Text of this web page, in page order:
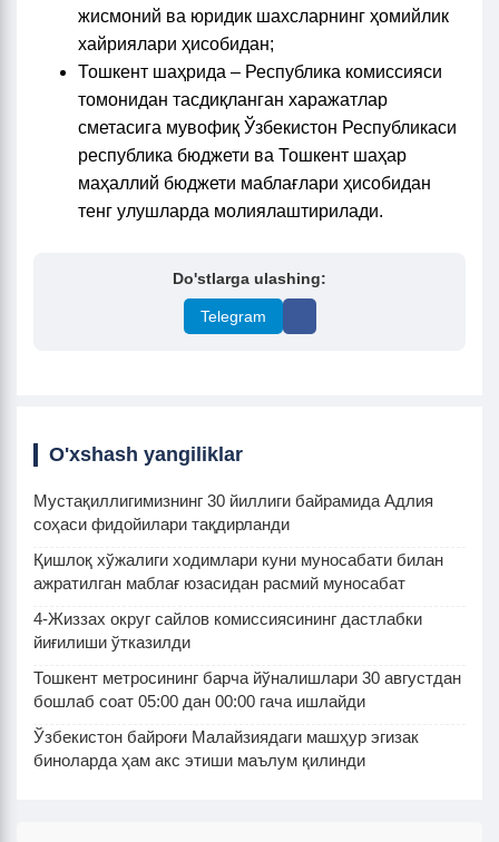
жисмоний ва юридик шахсларнинг ҳомийлик
хайриялари ҳисобидан;
Тошкент шаҳрида – Республика комиссияси
томонидан тасдиқланган харажатлар
сметасига мувофиқ Ўзбекистон Республикаси
республика бюджети ва Тошкент шаҳар
маҳаллий бюджети маблағлари ҳисобидан
тенг улушларда молиялаштирилади.
Do'stlarga ulashing:
Telegram
O'xshash yangiliklar
Мустақиллигимизнинг 30 йиллиги байрамида Адлия
соҳаси фидойилари тақдирланди
Қишлоқ хўжалиги ходимлари куни муносабати билан
ажратилган маблағ юзасидан расмий муносабат
4-Жиззах округ сайлов комиссиясининг дастлабки
йиғилиши ўтказилди
Тошкент метросининг барча йўналишлари 30 августдан
бошлаб соат 05:00 дан 00:00 гача ишлайди
Ўзбекистон байроғи Малайзиядаги машҳур эгизак
биноларда ҳам акс этиши маълум қилинди